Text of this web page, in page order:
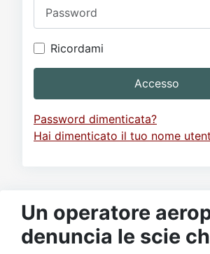
Ricordami
Accesso
Password dimenticata?
Hai dimenticato il tuo nome
Un operatore
denuncia le scie